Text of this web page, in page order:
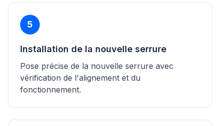
5
Installation de la nouvelle serrure
Pose précise de la nouvelle serrure avec
vérification de l'alignement et du
fonctionnement.